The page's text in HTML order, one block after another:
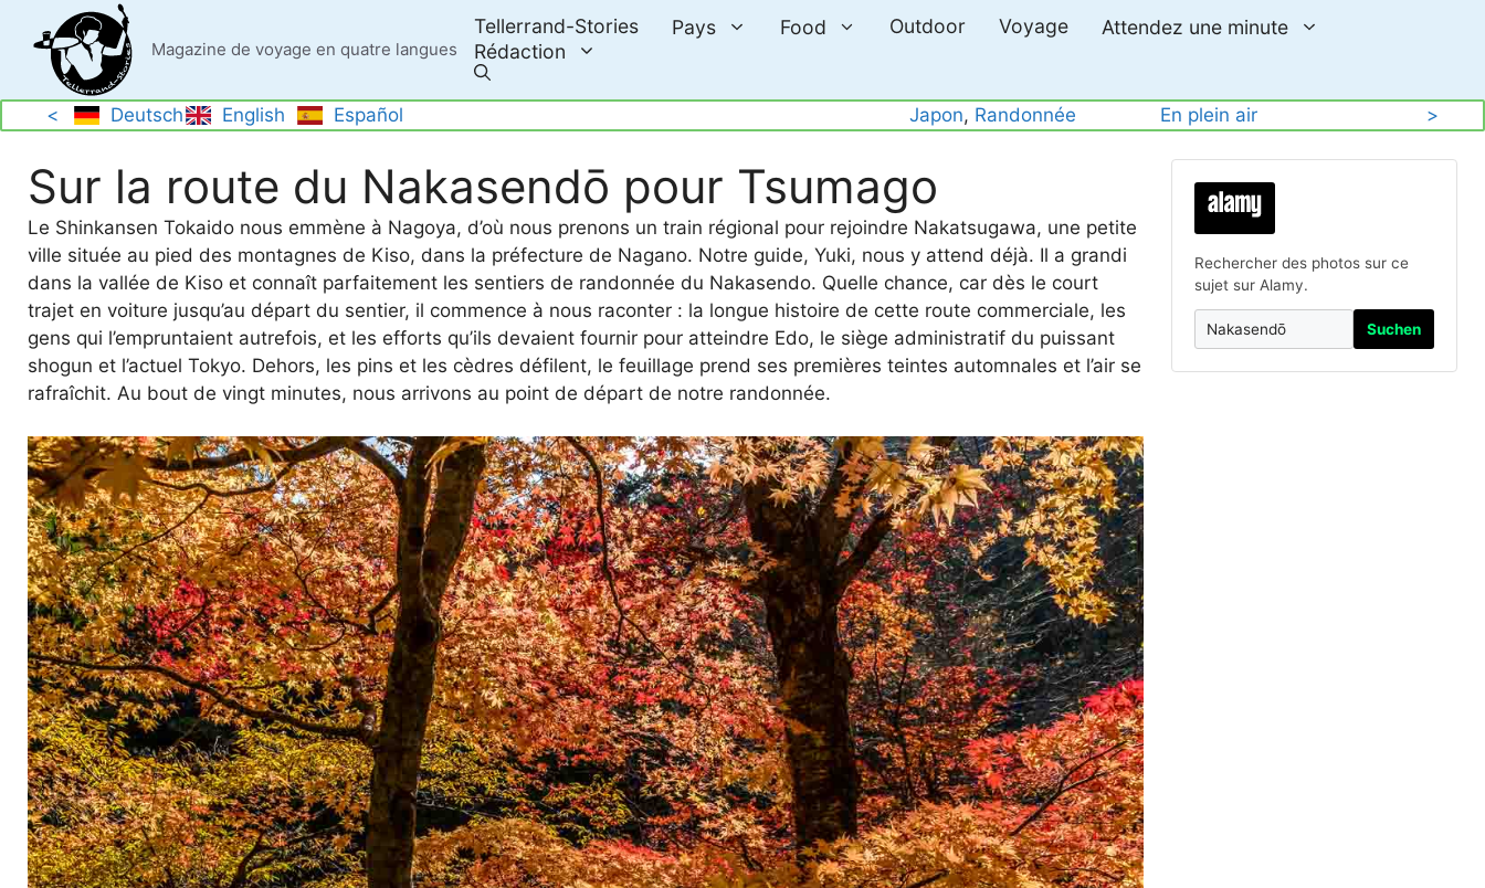
content
Magazine de voyage en quatre langues
Tellerrand-Stories Pays Food Outdoor Voyage
Attendez une minute
Rédaction
< Deutsch English Español Japon, Randonnée En plein air >
Sur la route du Nakasendō pour Tsumago
Le Shinkansen Tokaido nous emmène à Nagoya, d’où nous prenons un train régional pour rejoindre Nakatsugawa, une petite
ville située au pied des montagnes de Kiso, dans la préfecture de Nagano. Notre guide, Yuki, nous y attend déjà. Il a grandi
dans la vallée de Kiso et connaît parfaitement les sentiers de randonnée du Nakasendo. Quelle chance, car dès le court
trajet en voiture jusqu’au départ du sentier, il commence à nous raconter : la longue histoire de cette route commerciale, les
gens qui l’empruntaient autrefois, et les efforts qu’ils devaient fournir pour atteindre Edo, le siège administratif du puissant
shogun et l’actuel Tokyo. Dehors, les pins et les cèdres défilent, le feuillage prend ses premières teintes automnales et l’air se
rafraîchit. Au bout de vingt minutes, nous arrivons au point de départ de notre randonnée.
Rechercher des photos sur ce
sujet sur Alamy.
Suchen